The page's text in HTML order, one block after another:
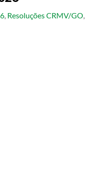
, Resoluções CRMV/GO,